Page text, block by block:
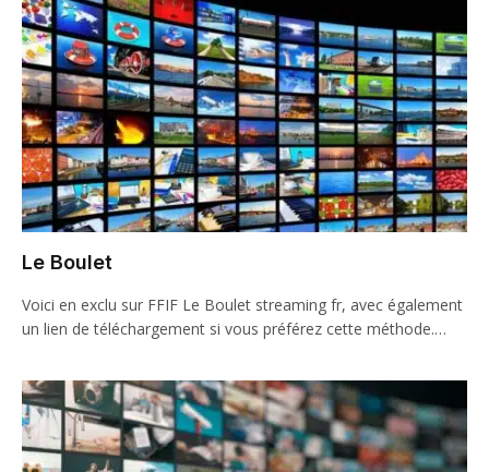
Le Boulet
Voici en exclu sur FFIF Le Boulet streaming fr, avec également
un lien de téléchargement si vous préférez cette méthode.…